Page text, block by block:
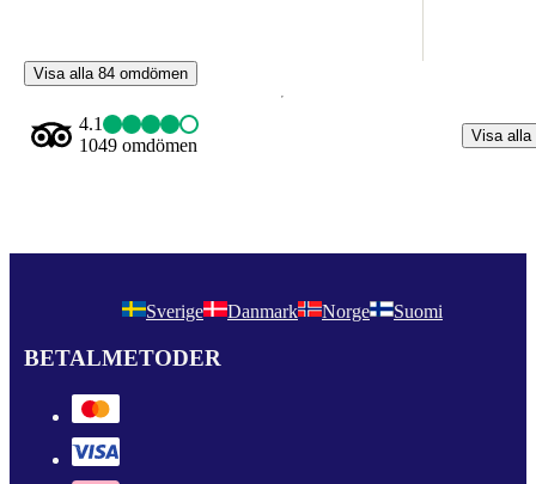
Visa alla 84 omdömen
4.1
1049 omdömen
Visa alla
Sverige Danmark Norge Suomi
BETALMETODER